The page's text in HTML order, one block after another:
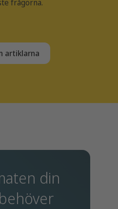
frågorna.
artiklarna
din
behöver